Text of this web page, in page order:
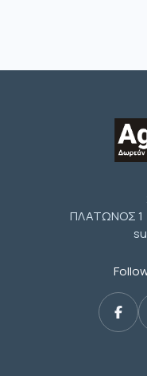
ΠΛΑΤΩΝΟΣ 1